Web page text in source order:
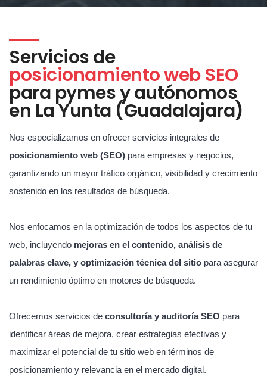
Servicios de
posicionamiento web SEO
para pymes y autónomos
en La Yunta (Guadalajara)
Nos especializamos en ofrecer servicios integrales de
posicionamiento web (SEO) para empresas y negocios,
garantizando un mayor tráfico orgánico, visibilidad y crecimiento
sostenido en los resultados de búsqueda.
Nos enfocamos en la optimización de todos los aspectos de tu
web, incluyendo mejoras en el contenido, análisis de
palabras clave, y optimización técnica del sitio para asegurar
un rendimiento óptimo en motores de búsqueda.
Ofrecemos servicios de consultoría y auditoría SEO para
identificar áreas de mejora, crear estrategias efectivas y
maximizar el potencial de tu sitio web en términos de
posicionamiento y relevancia en el mercado digital.